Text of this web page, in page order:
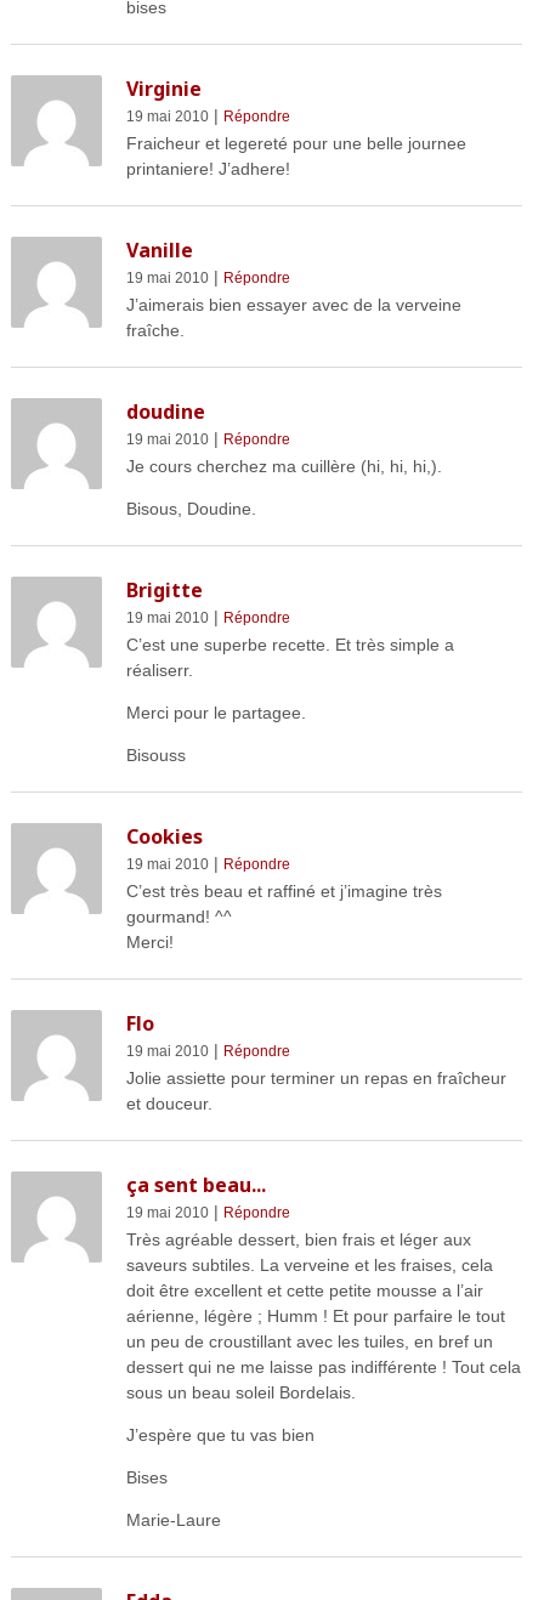
bises
Virginie
19 mai 2010| Répondre
Fraicheur et legereté pour une belle journee
printaniere! J’adhere!
Vanille
19 mai 2010| Répondre
J’aimerais bien essayer avec de la verveine
fraîche.
doudine
19 mai 2010| Répondre
Je cours cherchez ma cuillère (hi, hi, hi,).
Bisous, Doudine.
Brigitte
19 mai 2010| Répondre
C’est une superbe recette. Et très simple a
réaliserr.
Merci pour le partagee.
Bisouss
Cookies
19 mai 2010| Répondre
C’est très beau et raffiné et j’imagine très
gourmand! ^^
Merci!
Flo
19 mai 2010| Répondre
Jolie assiette pour terminer un repas en fraîcheur
et douceur.
ça sent beau...
19 mai 2010| Répondre
Très agréable dessert, bien frais et léger aux
saveurs subtiles. La verveine et les fraises, cela
doit être excellent et cette petite mousse a l’air
aérienne, légère ; Humm ! Et pour parfaire le tout
un peu de croustillant avec les tuiles, en bref un
dessert qui ne me laisse pas indifférente ! Tout cela
sous un beau soleil Bordelais.
J’espère que tu vas bien
Bises
Marie-Laure